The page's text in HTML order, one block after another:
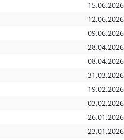
15.06.2026
12.06.2026
09.06.2026
28.04.2026
08.04.2026
31.03.2026
19.02.2026
03.02.2026
26.01.2026
23.01.2026